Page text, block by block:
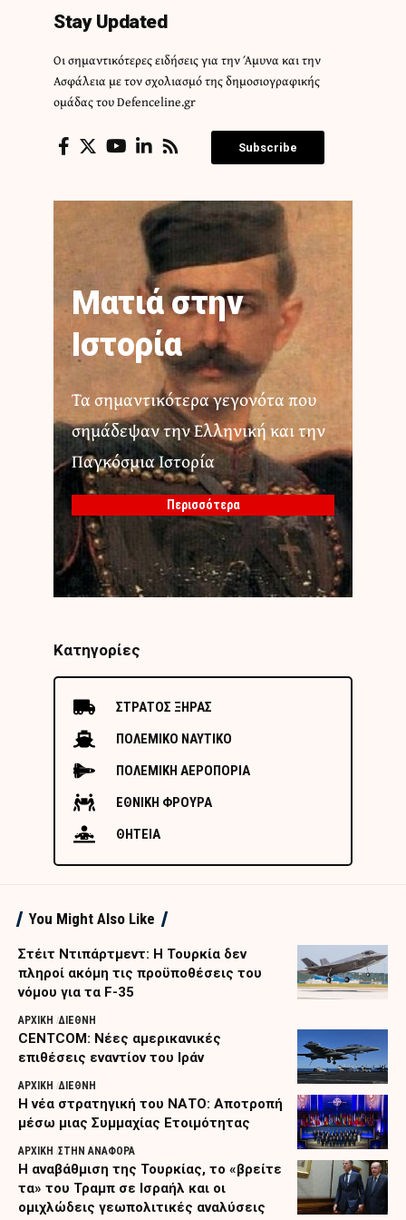
Stay Updated
Οι σημαντικότερες ειδήσεις για την Άμυνα και την
Ασφάλεια με τον σχολιασμό της δημοσιογραφικής
ομάδας του Defenceline.gr
Subscribe
Ματιά στην
Ιστορία
Τα σημαντικότερα γεγονότα που
σημάδεψαν την Ελληνική και την
Παγκόσμια Ιστορία
Περισσότερα
Κατηγορίες
ΣΤΡΑΤΟΣ ΞΗΡΑΣ
ΠΟΛΕΜΙΚΟ ΝΑΥΤΙΚΟ
ΠΟΛΕΜΙΚΗ ΑΕΡΟΠΟΡΙΑ
ΕΘΝΙΚΗ ΦΡΟΥΡΑ
ΘΗΤΕΙΑ
You Might Also Like
Στέιτ Ντιπάρτμεντ: Η Τουρκία δεν
πληροί ακόμη τις προϋποθέσεις του
νόμου για τα F-35
ΑΡΧΙΚΗ ΔΙΕΘΝΗ
CENTCOM: Νέες αμερικανικές
επιθέσεις εναντίον του Ιράν
ΑΡΧΙΚΗ ΔΙΕΘΝΗ
Η νέα στρατηγική του ΝΑΤΟ: Αποτροπή
μέσω μιας Συμμαχίας Ετοιμότητας
ΑΡΧΙΚΗ ΣΤΗΝ ΑΝΑΦΟΡΑ
Η αναβάθμιση της Τουρκίας, το «βρείτε
τα» του Τραμπ σε Ισραήλ και οι
ομιχλώδεις γεωπολιτικές αναλύσεις